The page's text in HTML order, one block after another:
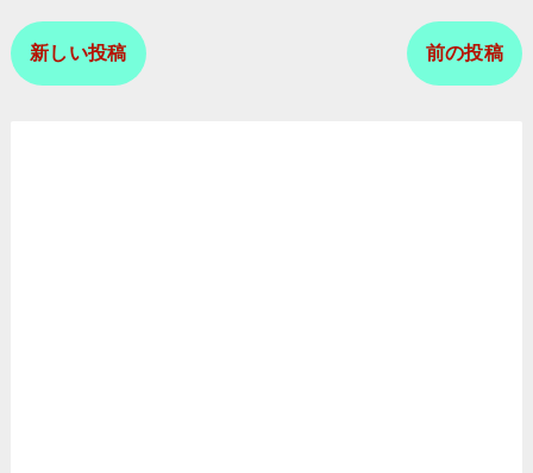
新しい投稿 前の投稿